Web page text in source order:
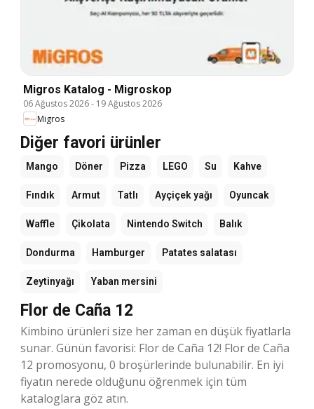
Migros Katalog - Migroskop
06 Ağustos 2026- 19 Ağustos 2026
Migros
Diğer favori ürünler
Mango Döner Pizza LEGO Su Kahve
Fındık Armut Tatlı Ayçiçek yağı Oyuncak
Waffle Çikolata Nintendo Switch Balık
Dondurma Hamburger Patates salatası
Zeytinyağı Yaban mersini
Flor de Caña 12
Kimbino ürünleri size her zaman en düşük fiyatlarla
sunar. Günün favorisi: Flor de Caña 12! Flor de Caña
12 promosyonu, 0 broşürlerinde bulunabilir. En iyi
fiyatın nerede olduğunu öğrenmek için tüm
kataloglara göz atın.